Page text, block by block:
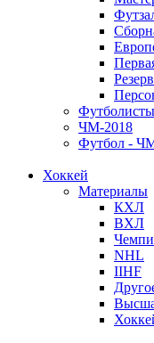
Резерв
Футболисты
ЧМ-2018
Футбол -
Хоккей
Материалы
КХЛ
ВХЛ
NHL
IIHF